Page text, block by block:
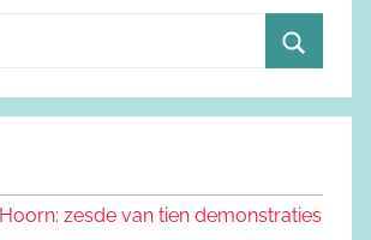
o
e
zesde van tien demonstraties